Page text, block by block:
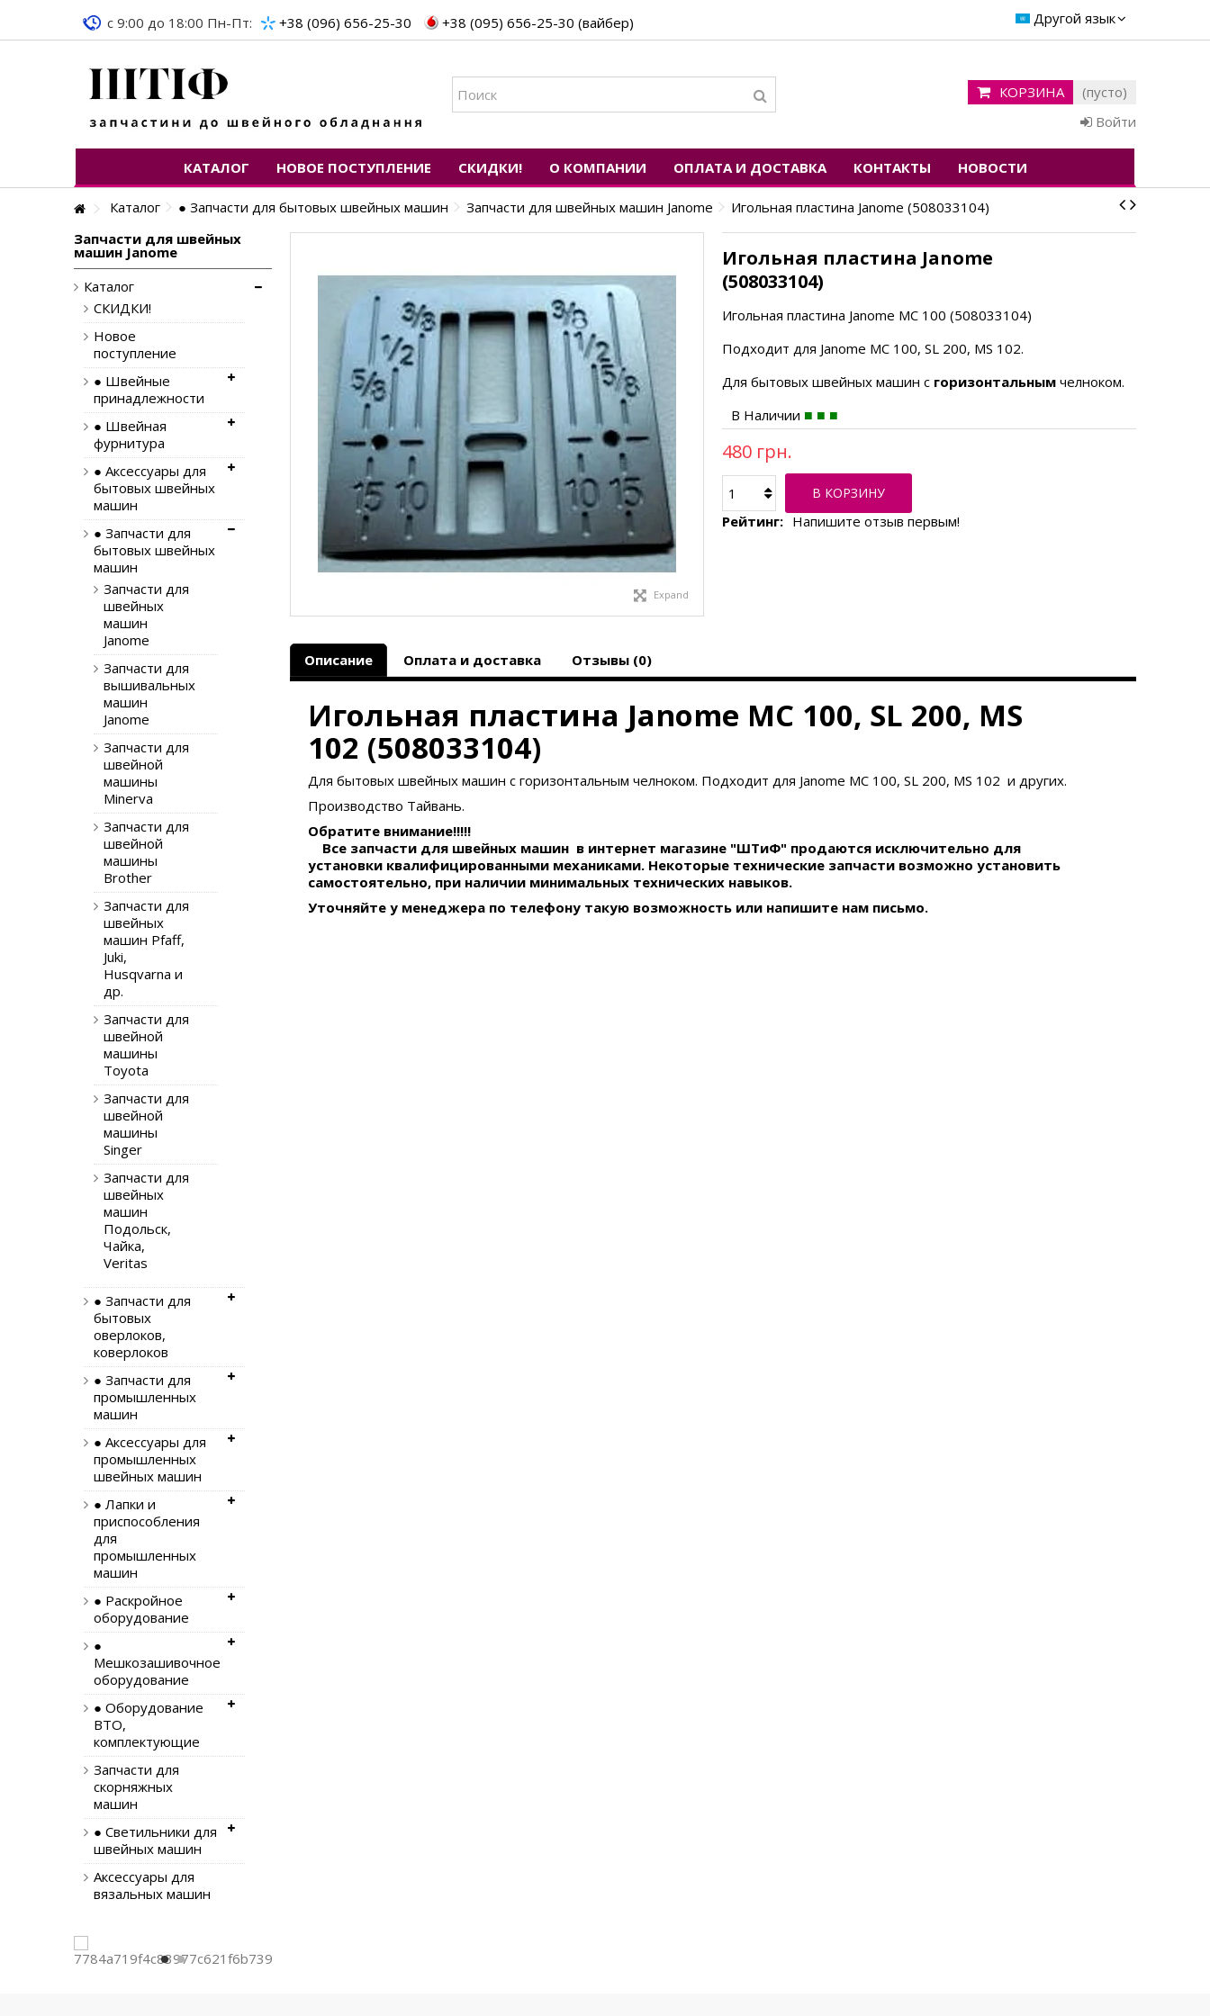
Другой язык
c 9:00 до 18:00 Пн-Пт: +38 (096) 656-25-30 +38 (095) 656-25-30 (вайбер)
КОРЗИНА
(пусто)
Войти
КАТАЛОГ НОВОЕ ПОСТУПЛЕНИЕ СКИДКИ! О КОМПАНИИ ОПЛАТА И ДОСТАВКА КОНТАКТЫ НОВОСТИ
Каталог ● Запчасти для бытовых швейных машин Запчасти для швейных машин Janome Игольная пластина Janome (508033104)
Expand
Игольная пластина Janome
(508033104)
Игольная пластина Janome MC 100 (508033104)
Подходит для Janome MC 100, SL 200, MS 102.
Для бытовых швейных машин с горизонтальнымчелноком.
В Наличии
480 грн.
В КОРЗИНУ
Рейтинг: Напишите отзыв первым!
Описание Оплата и доставка Отзывы (0)
Игольная пластина Janome MC 100, SL 200, MS
102 (508033104)
Для бытовых швейных машин с горизонтальным челноком. Подходит для Janome MC 100, SL 200, MS 102 и других.
Производство Тайвань.
Обратите внимание!!!!!
Все запчасти для швейных машин в интернет магазине "ШТиФ" продаются исключительно для
установки квалифицированными механиками. Некоторые технические запчасти возможно установить
самостоятельно, при наличии минимальных технических навыков.
Уточняйте у менеджера по телефону такую возможность или напишите нам письмо.
Запчасти для швейных
машин Janome
Каталог
СКИДКИ!
Новое
поступление
● Швейные
принадлежности
● Швейная
фурнитура
● Аксессуары для
бытовых швейных
машин
● Запчасти для
бытовых швейных
машин
Запчасти для
швейных
машин
Janome
Запчасти для
вышивальных
машин
Janome
Запчасти для
швейной
машины
Minerva
Запчасти для
швейной
машины
Brother
Запчасти для
швейных
машин Pfaff,
Juki,
Husqvarna и
др.
Запчасти для
швейной
машины
Toyota
Запчасти для
швейной
машины
Singer
Запчасти для
швейных
машин
Подольск,
Чайка,
Veritas
● Запчасти для
бытовых
оверлоков,
коверлоков
● Запчасти для
промышленных
машин
● Аксессуары для
промышленных
швейных машин
● Лапки и
приспособления
для
промышленных
машин
● Раскройное
оборудование
●
Мешкозашивочное
оборудование
● Оборудование
ВТО,
комплектующие
Запчасти для
скорняжных
машин
● Светильники для
швейных машин
Аксессуары для
вязальных машин